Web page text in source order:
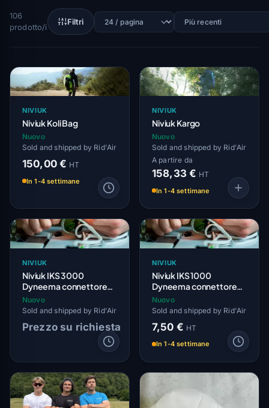
106
prodotto/i
Filtri
NIVIUK
Niviuk Koli Bag
Nuovo
Sold and shipped by Rid'Air
150,00 € HT
In 1-4 settimane
NIVIUK
Niviuk Kargo
Nuovo
Sold and shipped by Rid'Air
A partire da
158,33 € HT
In 1-4 settimane
NIVIUK
Niviuk IKS 3000
Dyneema connettore
(unità)
Nuovo
Sold and shipped by Rid'Air
Prezzo su richiesta
NIVIUK
Niviuk IKS 1000
Dyneema connettore
(unità)
Nuovo
Sold and shipped by Rid'Air
7,50 € HT
In 1-4 settimane